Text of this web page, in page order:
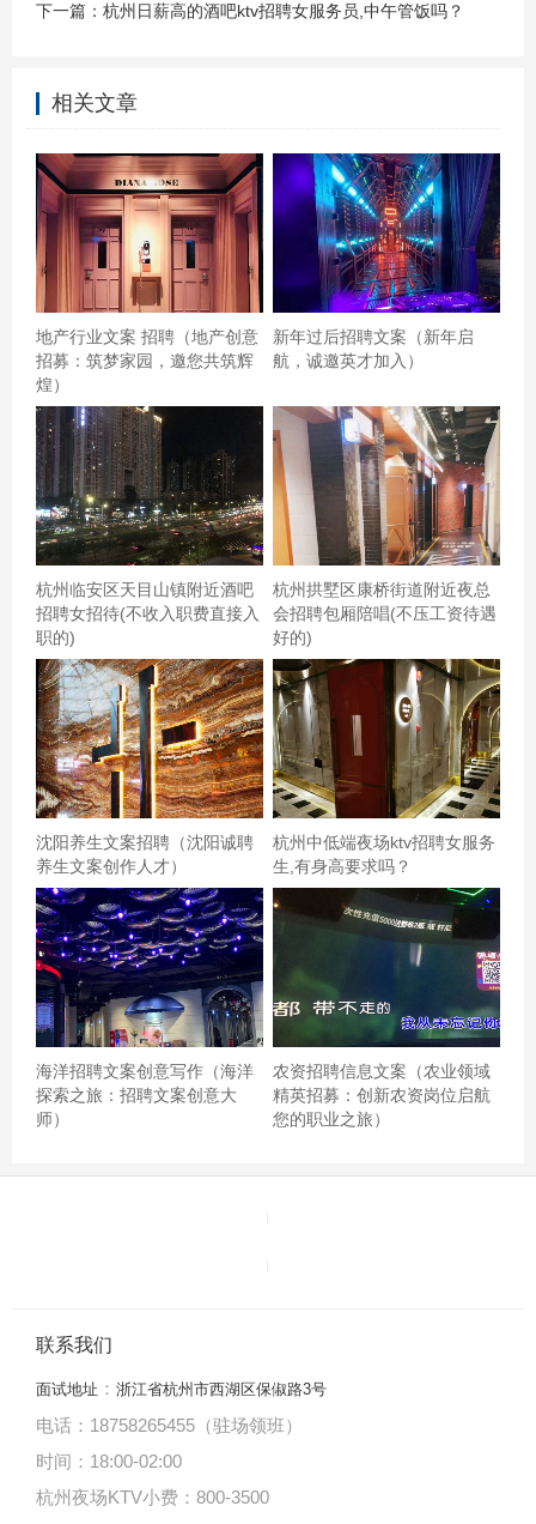
好！就是点东西是态度极差很差！呵呵！！我只想对她说
两字！呵呵杭州中档ktv招聘包厢管家,有学历要求吗？ 以前
不需要预约的时候还是很棒的，平时没事就喜欢去吼两嗓
子，但自从需要预约后，从来就没预约上过，恶心的是一
上午打了六七个电话一次都没接过，然后中午再看美团上
就显示今天满员了。呵呵了，一个电话都不接真不知道是
怎么满的，你要是不想人家团购就不要出，出了又不接电
话，再也不想去了,
我又来了，休闲娱乐的好地方，价格又不贵，很好的去处
蛮好的玩的很开心环境也好服务很不错杭州中档ktv招聘包
厢管家,有学历要求吗？
下一篇： 杭州日薪高的酒吧ktv招聘女服务员,中午管饭吗？
相关文章
地产行业文案 招聘（地产创意
招募：筑梦家园，邀您共筑辉
煌）
新年过后招聘文案（新年启
航，诚邀英才加入）
杭州临安区天目山镇附近酒吧
招聘女招待(不收入职费直接入
职的)
杭州拱墅区康桥街道附近夜总
会招聘包厢陪唱(不压工资待遇
好的)
沈阳养生文案招聘（沈阳诚聘
养生文案创作人才）
杭州中低端夜场ktv招聘女服务
生,有身高要求吗？
海洋招聘文案创意写作（海洋
探索之旅：招聘文案创意大
师）
农资招聘信息文案（农业领域
精英招募：创新农资岗位启航
您的职业之旅）
联系我们
面试地址 ： 浙江省杭州市西湖区保俶路3号
电话：18758265455（驻场领班）
时间：18:00-02:00
杭州夜场KTV小费：800-3500